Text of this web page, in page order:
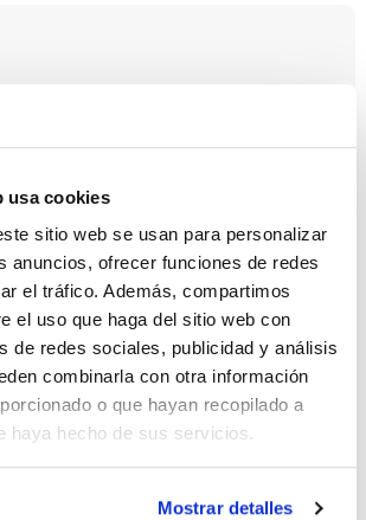
usa cookies
sitio web se usan para personalizar
anuncios, ofrecer funciones de redes
el tráfico. Además, compartimos
el uso que haga del sitio web con
de redes sociales, publicidad y análisis
combinarla con otra información
o que hayan recopilado a
haya hecho de sus servicios.
Mostrar detalles
x 25 g :: Glass
bottle
Comprar